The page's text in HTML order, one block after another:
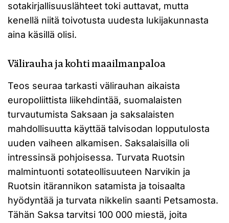
sotakirjallisuuslähteet toki auttavat, mutta
kenellä niitä toivotusta uudesta lukijakunnasta
aina käsillä olisi.
Välirauha ja kohti maailmanpaloa
Teos seuraa tarkasti välirauhan aikaista
europoliittista liikehdintää, suomalaisten
turvautumista Saksaan ja saksalaisten
mahdollisuutta käyttää talvisodan lopputulosta
uuden vaiheen alkamisen. Saksalaisilla oli
intressinsä pohjoisessa. Turvata Ruotsin
malmintuonti sotateollisuuteen Narvikin ja
Ruotsin itärannikon satamista ja toisaalta
hyödyntää ja turvata nikkelin saanti Petsamosta.
Tähän Saksa tarvitsi 100 000 miestä, joita